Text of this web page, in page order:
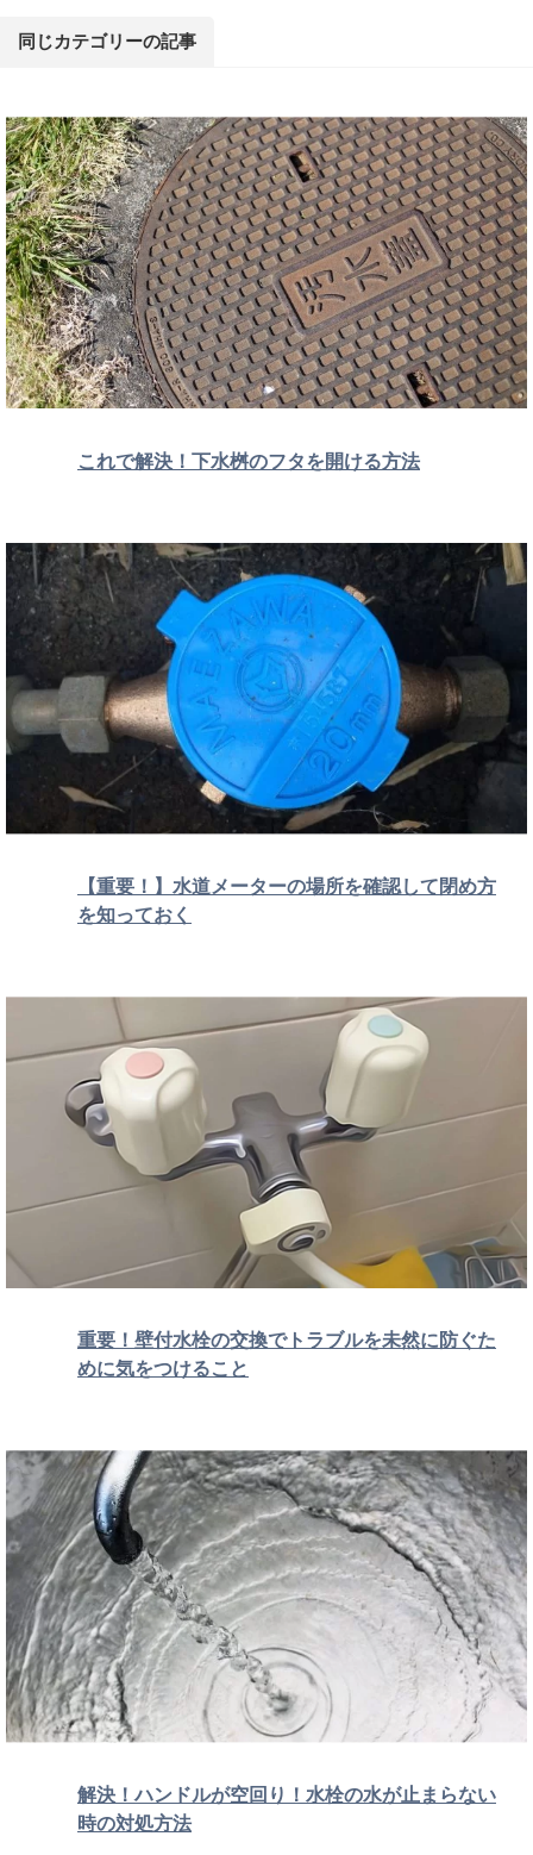
同じカテゴリーの記事
これで解決！下水桝のフタを開ける方法
【重要！】水道メーターの場所を確認して閉め方
を知っておく
重要！壁付水栓の交換でトラブルを未然に防ぐた
めに気をつけること
解決！ハンドルが空回り！水栓の水が止まらない
時の対処方法